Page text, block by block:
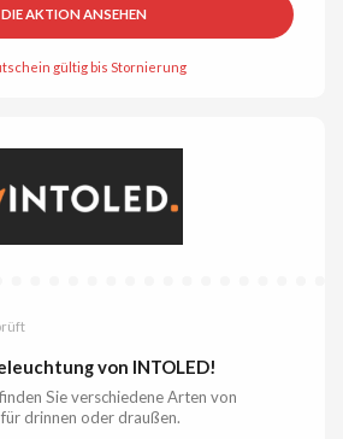
DIE AKTION ANSEHEN
gültig bis Stornierung
von INTOLED!
Sie verschiedene Arten von
drinnen oder draußen.